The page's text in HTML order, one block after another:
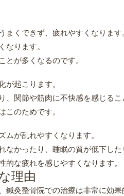
まくできず、疲れやすくなります
なります。
とが多くなるのです。
が起こります。
関節や筋肉に不快感を感じるこ
このためです。
ムが乱れやすくなります。
かったり、睡眠の質が低下した
的な疲れを感じやすくなります。
理由
鍼灸整骨院での治療は非常に効